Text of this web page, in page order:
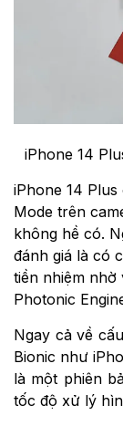
iPhone 14
iPhone 14
Mode trên
không hề có.
đánh giá là có
tiền nhiệm
Photonic
Ngay cả về
Bionic như
là một phiên
tốc độ xử lý